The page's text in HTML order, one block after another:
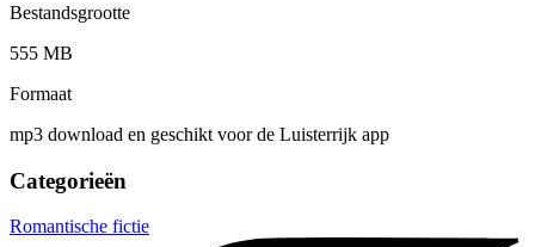
Bestandsgrootte
555 MB
Formaat
mp3 download en geschikt voor de Luisterrijk app
Categorieën
Romantische fictie